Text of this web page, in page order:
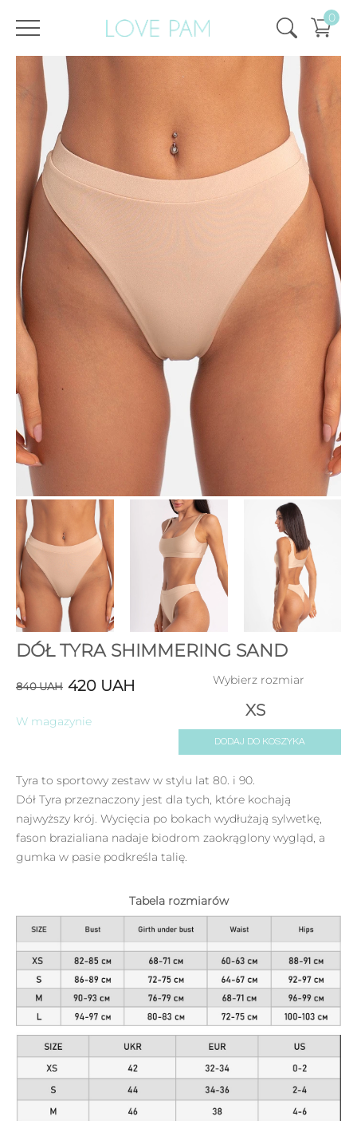
0
Strona główna , Góra i dół, Tyra,Spód,SPRZEDAŻ , Dół Tyra Shimmering Sand
DÓŁ TYRA SHIMMERING SAND
840UAH 420 UAH
W magazynie
Wybierz rozmiar
XS
DODAJ DO KOSZYKA
Tyra to sportowy zestaw w stylu lat 80. i 90.
Dół Tyra przeznaczony jest dla tych, które kochają
najwyższy krój. Wycięcia po bokach wydłużają sylwetkę,
fason brazialiana nadaje biodrom zaokrąglony wygląd, a
gumka w pasie podkreśla talię.
Tabela rozmiarów